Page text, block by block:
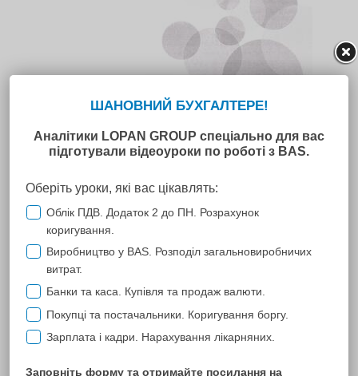
ООО "Светодиодные технологии
Украина"
Сотрудничество с Компанией "Лопань" у ООО "Светодиодные
технологии Украина" началось с оформления ключей
электронной цифровой подписи. Комфортные условия,
оперативность и отсутствие очередей уже тогда приятно
удивили.
С развитием Компании развивалось и расширялось наше
сотрудничество: знакомство и дальнейшая работа с
программным продуктом М.Е.Dос для подачи электронной
отчетности в контролирующие органы, обмен первичной
документацией и налоговыми накладными с контрагентами,
проведение профессиональных семинаров с компетентными